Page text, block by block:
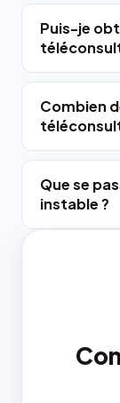
Puis-je
Combien
Que se
instable ?